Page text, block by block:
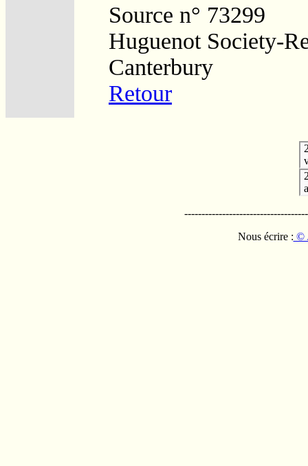
Source n° 73299
Huguenot Society-
Canterbury
Retour
Nous écrire : ©